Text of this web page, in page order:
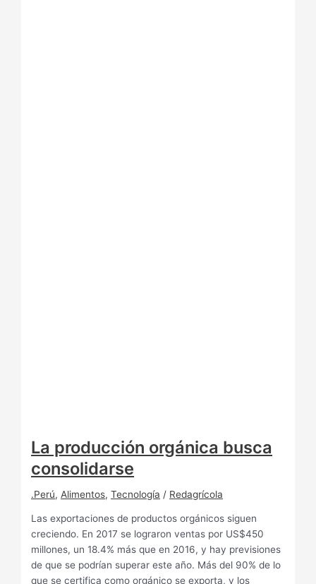
La producción orgánica busca
consolidarse
.Perú, Alimentos,Tecnología / Redagrícola
Las exportaciones de productos orgánicos siguen
creciendo. En 2017 se lograron ventas por US$450
millones, un 18.4% más que en 2016, y hay previsiones
de que se podrían superar este año. Más del 90% de lo
que se certifica como orgánico se exporta, y los